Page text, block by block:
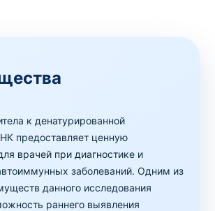
к денатурированной
предоставляет ценную
врачей при диагностике и
заболеваний. Одним из
данного исследования
раннего выявления